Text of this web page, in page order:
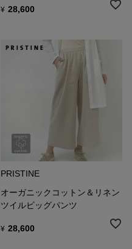
¥ 28,600
PRISTINE
オーガニックコットン＆リネン
ツイルビッグパンツ
¥ 28,600